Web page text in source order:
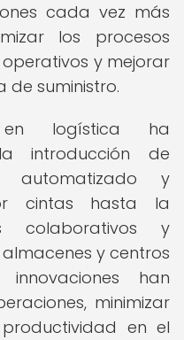
cada vez más
los procesos
y mejorar
de suministro.
en logística ha
introducción de
automatizado y
cintas hasta la
colaborativos y
y centros
han
minimizar
en el